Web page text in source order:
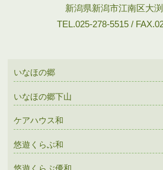
新潟県新潟市江南区大
TEL.025-278-5515 /
いなほの郷
いなほの郷下山
ケアハウス和
悠遊くらぶ和